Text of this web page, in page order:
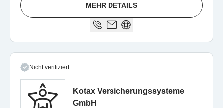
MEHR DETAILS
Nicht verifiziert
Kotax Versicherungssysteme
GmbH